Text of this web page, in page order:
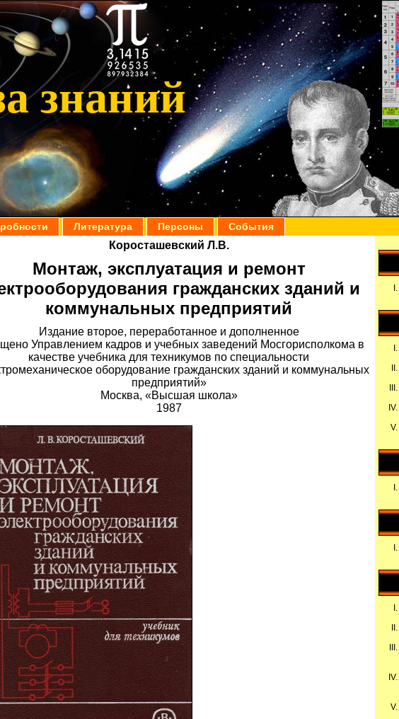
знаний
Литература Персоны События
Коросташевский Л.В.
Монтаж, эксплуатация и ремонт
гражданских зданий и
коммунальных предприятий
Издание второе, переработанное и дополненное
Управлением кадров и учебных заведений Мосгорисполкома в
качестве учебника для техникумов по специальности
оборудование гражданских зданий и коммунальных
предприятий»
Москва, «Высшая школа»
1987